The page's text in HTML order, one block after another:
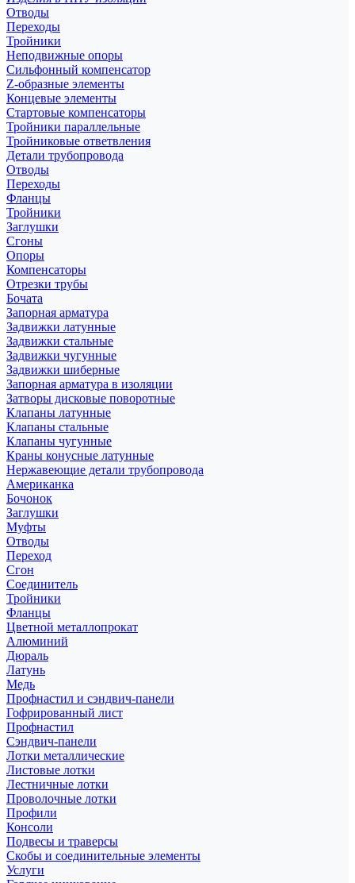
Отводы
Переходы
Тройники
Неподвижные опоры
Cильфонный компенсатор
Z-образные элементы
Концевые элементы
Стартовые компенсаторы
Тройники параллельные
Тройниковые ответвления
Детали трубопровода
Отводы
Переходы
Фланцы
Тройники
Заглушки
Сгоны
Опоры
Компенсаторы
Отрезки трубы
Бочата
Запорная арматура
Задвижки латунные
Задвижки стальные
Задвижки чугунные
Задвижки шиберные
Запорная арматура в изоляции
Затворы дисковые поворотные
Клапаны латунные
Клапаны стальные
Клапаны чугунные
Краны конусные латунные
Нержавеющие детали трубопровода
Американка
Бочонок
Заглушки
Муфты
Отводы
Переход
Сгон
Соединитель
Тройники
Фланцы
Цветной металлопрокат
Алюминий
Дюраль
Латунь
Медь
Профнастил и сэндвич-панели
Гофрированный лист
Профнастил
Сэндвич-панели
Лотки металлические
Листовые лотки
Лестничные лотки
Проволочные лотки
Профили
Консоли
Подвесы и траверсы
Скобы и соединительные элементы
Услуги